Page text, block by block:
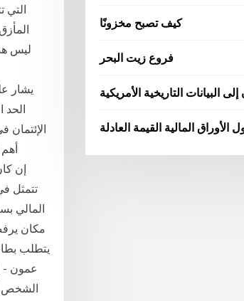
ليس
يشار
الحد
الإئتمان
تتمثل
المالي
مكان
يتطلب
الشخص
كيف تصبح مخزونًا
فروع زيت البحر
إلى البيانات التاريخية الأمريكية
الأوراق المالية القيمة العادلة